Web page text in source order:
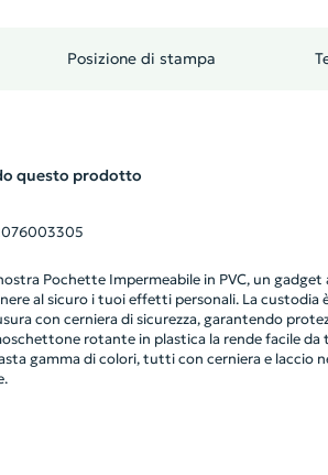
Posizione di stampa
questo prodotto
Pochette Impermeabile in PVC, un gadget
al sicuro i tuoi effetti personali. La custodia
con cerniera di sicurezza, garantendo
rotante in plastica la rende facile da
gamma di colori, tutti con cerniera e laccio